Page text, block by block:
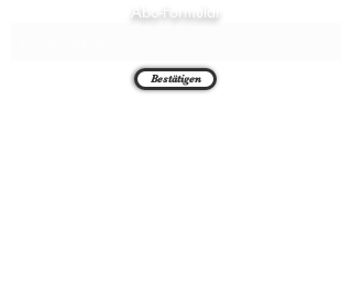
Abo-Formular
Bestätigen